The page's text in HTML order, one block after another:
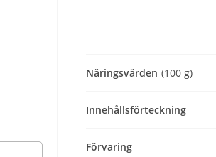
Näringsvärden (100 g)
Innehållsförteckning
Förvaring